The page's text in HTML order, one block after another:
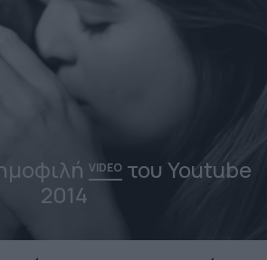
VIDEOτου Youtube
2014